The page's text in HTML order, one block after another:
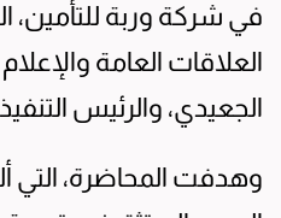
في شركة وربة للتأمين،
العلاقات العامة
الجعيدي، والرئيس
وهدفت المحاضرة، التي